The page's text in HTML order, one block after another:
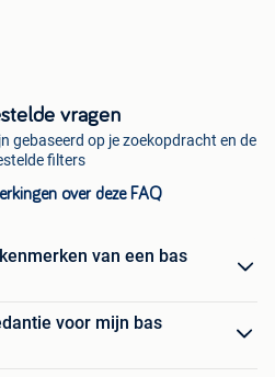
vragen
gebaseerd op je zoekopdracht en de
filters
over deze FAQ
van een bas
voor mijn bas